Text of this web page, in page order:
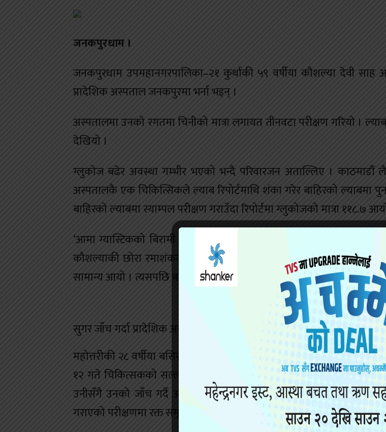
जनकपुरधाम ।
जनकपुरधाम उपमहानगरपालिका–२१ कुर्थाकी ५९ वर्षीया कौशल्या देवी
प्रादेशिक अस्पताल जनकपुरमा भर्ना भइन् ।
अस्पतालमा उनको रगतमा चिनीको मात्रा लगायत तीनवटा परीक्षण गरियो । ल्याब
देखियो ।
ग्लुकोज बढेर अवस्था गम्भीर भएको भन्दै परिवारजन अताल्लिए । काठमाडौं
अस्पतालकै एक चिकित्सिकले ल्याब रिपोर्टमाथि शंका गरेर बाहिरको ल्याबमा
बाहिरको ल्याबमा स्याम्पल परीक्षण गराउँदा रिपोर्टमा ग्लुकोजको मात्रा ११८.७
‘आमा ग्यास्टिकको बिरामी हुनुहुन्थ्यो । सुगर धेरै बढेको ल्याब रिपोर्ट आएपछि
कौशल्याकी छोरा रमाशंकरले भने, ‘एकजना चिकित्सककै सल्लाहमा बाहिरको
सामान्य आयो । त्यसपछि बल्ल दिमाग अलि शान्त भयो ।’
सुगर जाँच गर्दा प्रादेशिक अस्पताल र निजी प्रयोगशालामा देखिएको फरक फरक
महोत्तरीकी २८ वर्षीया बसिरा खातुनले गर्भको नियमित जाँच प्रादेशिक
१२ गते चिकित्सकको सल्लाह अनुसार उनले रक्त समूह परीक्षण गराइन् । ल्याब
उनीसँगै उनको जाँच गर्दै आएका चिकित्सक पनि झस्किए । किन भने
गराएको परीक्षणमा रक्त समूह ‘बी’ पोजेटिभ देखिएको थियो ।